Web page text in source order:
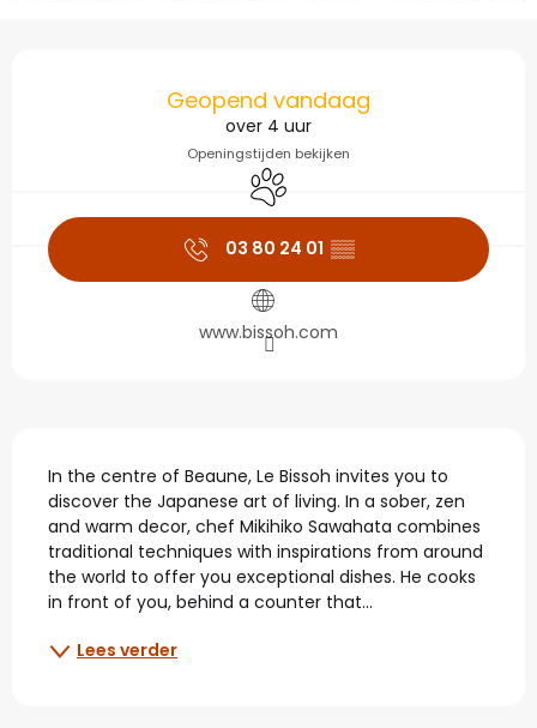
Openingstijden en
Geopend vandaag
over 4 uur
Openingstijden bekijken
Dieren toegelaten
03 80 24 01 ▒▒
www.bissoh.com
Beschrijving
In the centre of Beaune, Le Bissoh invites you to
discover the Japanese art of living. In a sober, zen
and warm decor, chef Mikihiko Sawahata combines
traditional techniques with inspirations from around
the world to offer you exceptional dishes. He cooks
in front of you, behind a counter that...
Lees verder